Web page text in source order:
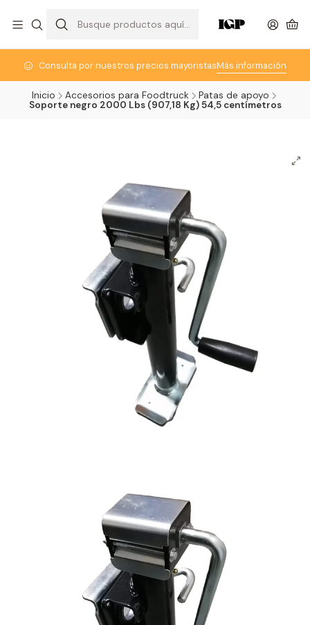
Consulta por nuestros precios mayoristasMás información
Inicio Accesorios para Foodtruck
Patas de apoyo
Soporte negro 2000 Lbs (907,18 Kg) 54,5 centímetros